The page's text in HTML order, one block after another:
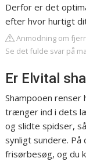
Derfor er det
efter hvor hurtigt
Anmodning om
Se det fulde svar på
Er Elvital
Shampooen
trænger ind i dets
og slidte spidser,
synligt sundere. På
frisørbesøg, og du